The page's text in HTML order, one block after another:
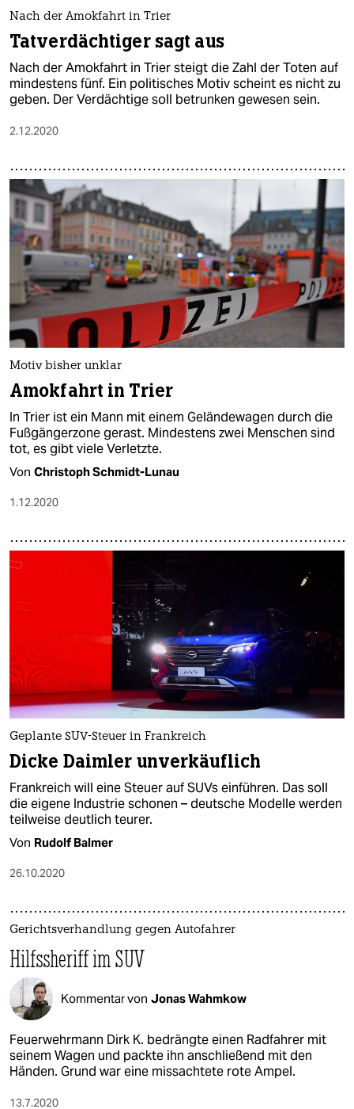
Nach der Amokfahrt in Trier
Tatverdächtiger sagt aus
Nach der Amokfahrt in Trier steigt die Zahl der Toten auf
mindestens fünf. Ein politisches Motiv scheint es nicht zu
geben. Der Verdächtige soll betrunken gewesen sein.
2.12.2020
Motiv bisher unklar
Amokfahrt in Trier
In Trier ist ein Mann mit einem Geländewagen durch die
Fußgängerzone gerast. Mindestens zwei Menschen sind
tot, es gibt viele Verletzte.
Von Christoph Schmidt-Lunau
1.12.2020
Geplante SUV-Steuer in Frankreich
Dicke Daimler unverkäuflich
Frankreich will eine Steuer auf SUVs einführen. Das soll
die eigene Industrie schonen – deutsche Modelle werden
teilweise deutlich teurer.
Von Rudolf Balmer
26.10.2020
Gerichtsverhandlung gegen Autofahrer
Hilfssheriff im SUV
Kommentar von Jonas Wahmkow
Feuerwehrmann Dirk K. bedrängte einen Radfahrer mit
seinem Wagen und packte ihn anschließend mit den
Händen. Grund war eine missachtete rote Ampel.
13.7.2020